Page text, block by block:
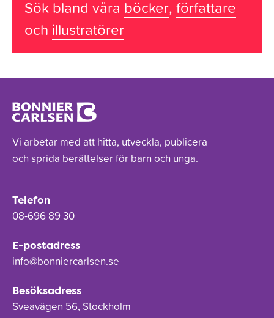
Sök bland våra böcker, författare
och illustratörer
Vi arbetar med att hitta, utveckla, publicera
och sprida berättelser för barn och unga.
Telefon
08-696 89 30
E-postadress
info@bonniercarlsen.se
Besöksadress
Sveavägen 56, Stockholm